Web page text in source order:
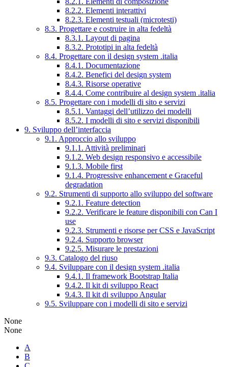
8.2.2. Elementi interattivi
8.2.3. Elementi testuali (microtesti)
8.3. Progettare e costruire in alta fedeltà
8.3.1. Layout di pagina
8.3.2. Prototipi in alta fedeltà
8.4. Progettare con il design system .italia
8.4.1. Documentazione
8.4.2. Benefici del design system
8.4.3. Risorse operative
8.4.4. Come contribuire al design system .italia
8.5. Progettare con i modelli di sito e servizi
8.5.1. Vantaggi dell’utilizzo dei modelli
8.5.2. I modelli di sito e servizi disponibili
9. Sviluppo dell’interfaccia
9.1. Approccio allo sviluppo
9.1.1. Attività preliminari
9.1.2. Web design responsivo e accessibile
9.1.3. Mobile first
9.1.4. Progressive enhancement e Graceful
degradation
9.2. Strumenti di supporto allo sviluppo del software
9.2.1. Feature detection
9.2.2. Verificare le feature disponibili con Can I
use
9.2.3. Strumenti e risorse per CSS e JavaScript
9.2.4. Supporto browser
9.2.5. Misurare le prestazioni
9.3. Catalogo del riuso
9.4. Sviluppare con il design system .italia
9.4.1. Il framework Bootstrap Italia
9.4.2. Il kit di sviluppo React
9.4.3. Il kit di sviluppo Angular
9.5. Sviluppare con i modelli di sito e servizi
None
None
A
B